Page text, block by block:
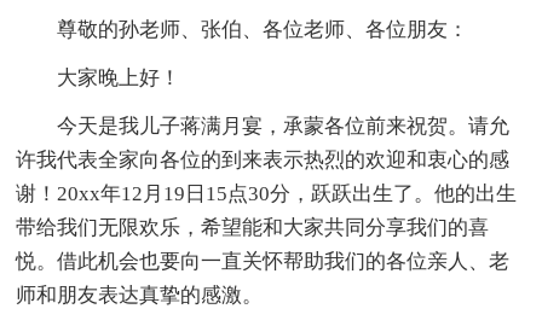
尊敬的孙老师、张伯、各位老师、各位朋友：
大家晚上好！
今天是我儿子蒋满月宴，承蒙各位前来祝贺。请允
许我代表全家向各位的到来表示热烈的欢迎和衷心的感
谢！20xx年12月19日15点30分，跃跃出生了。他的出生
带给我们无限欢乐，希望能和大家共同分享我们的喜
悦。借此机会也要向一直关怀帮助我们的各位亲人、老
师和朋友表达真挚的感激。